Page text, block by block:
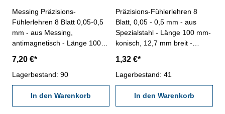
Messing Präzisions-
Fühlerlehren 8 Blatt 0,05-0,5
mm - aus Messing,
antimagnetisch - Länge 100
Scheide vernickelt-
Werksnorm, 12 µm
Anzahl/Satz: 8 Blatt
Messbereich mm: 0,05 - 0,5
7,20 €*
Lagerbestand: 90
In den Warenkorb
Präzisions-Fühlerlehren 8
Blatt, 0,05 - 0,5 mm - aus
Spezialstahl - Länge 100 mm-
konisch, 12,7 mm breit -
Werksnorm, 12 µm
Anzahl/Satz: 8 Blatt
Messbereich mm: 0,05 - 0,5
1,32 €*
Lagerbestand: 41
In den Warenkorb